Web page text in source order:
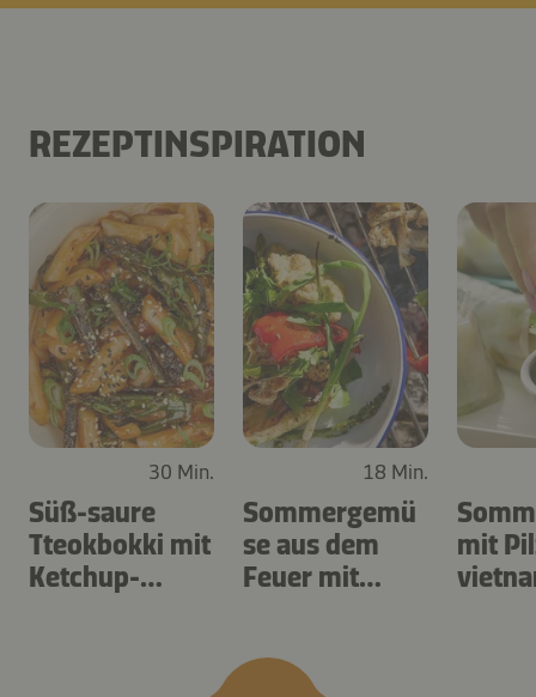
REZEPTINSPIRATION
30 Min.
Süß-saure
Tteokbokki mit
Ketchup-
18 Min.
Sommergemü
se aus dem
Feuer mit
mit